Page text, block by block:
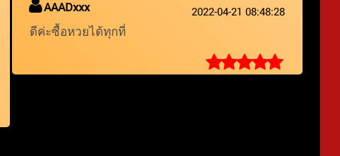
AAADxxx 2022-04-21 08:48:28
ดีค่ะซื้อหวยได้ทุกที่